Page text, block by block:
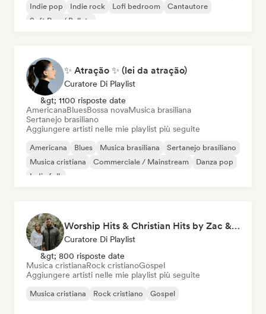
Indie pop
Indie rock Lofi bedroom
Cantautore
Soft Pop / Ballata
✨ Atração ✨ (lei da atração)
Curatore Di Playlist
&gt; 1100 risposte date
AmericanaBluesBossa novaMusica brasiliana
Sertanejo brasiliano
Aggiungere artisti nelle mie playlist più seguite
Americana Blues Musica brasiliana
Sertanejo brasiliano
Musica cristiana
Commerciale / Mainstream
Danza pop
Indie folk
Worship Hits & Christian Hits by Zac & Mikaela
Curatore Di Playlist
&gt; 800 risposte date
Musica cristianaRock cristianoGospel
Aggiungere artisti nelle mie playlist più seguite
Musica cristiana Rock cristiano Gospel